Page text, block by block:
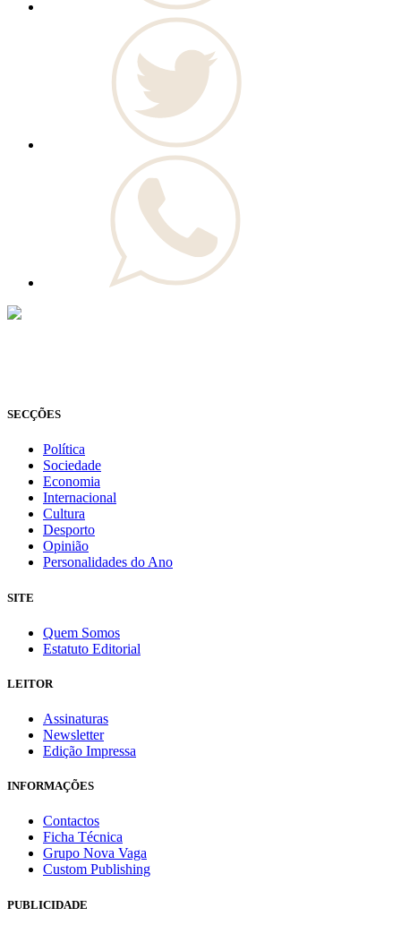
SECÇÕES
Política
Sociedade
Economia
Internacional
Cultura
Desporto
Opinião
Personalidades do Ano
SITE
Quem Somos
Estatuto Editorial
LEITOR
Assinaturas
Newsletter
Edição Impressa
INFORMAÇÕES
Contactos
Ficha Técnica
Grupo Nova Vaga
Custom Publishing
PUBLICIDADE